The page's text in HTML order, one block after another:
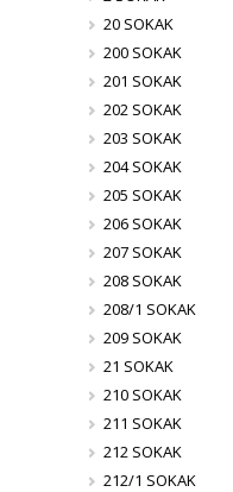
20 SOKAK
200 SOKAK
201 SOKAK
202 SOKAK
203 SOKAK
204 SOKAK
205 SOKAK
206 SOKAK
207 SOKAK
208 SOKAK
208/1 SOKAK
209 SOKAK
21 SOKAK
210 SOKAK
211 SOKAK
212 SOKAK
212/1 SOKAK